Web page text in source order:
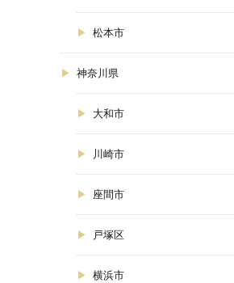
松本市
神奈川県
大和市
川崎市
座間市
戸塚区
横浜市